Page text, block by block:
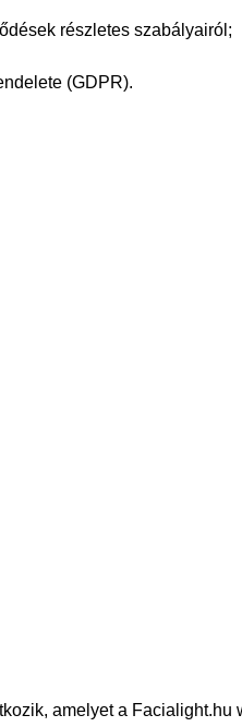
részletes szabályairól;
(GDPR).
ame lyet a Facialight.hu